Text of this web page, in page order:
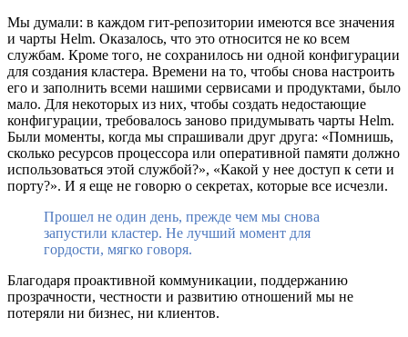
Мы думали: в каждом гит-репозитории имеются все значения
и чарты Helm. Оказалось, что это относится не ко всем
службам. Кроме того, не сохранилось ни одной конфигурации
для создания кластера. Времени на то, чтобы снова настроить
его и заполнить всеми нашими сервисами и продуктами, было
мало. Для некоторых из них, чтобы создать недостающие
конфигурации, требовалось заново придумывать чарты Helm.
Были моменты, когда мы спрашивали друг друга: «Помнишь,
сколько ресурсов процессора или оперативной памяти должно
использоваться этой службой?», «Какой у нее доступ к сети и
порту?». И я еще не говорю о секретах, которые все исчезли.
Прошел не один день, прежде чем мы снова
запустили кластер. Не лучший момент для
гордости, мягко говоря.
Благодаря проактивной коммуникации, поддержанию
прозрачности, честности и развитию отношений мы не
потеряли ни бизнес, ни клиентов.